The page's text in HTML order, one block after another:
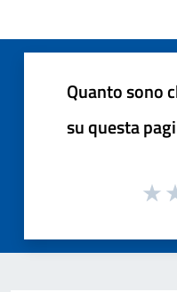
Quanto sono
su questa